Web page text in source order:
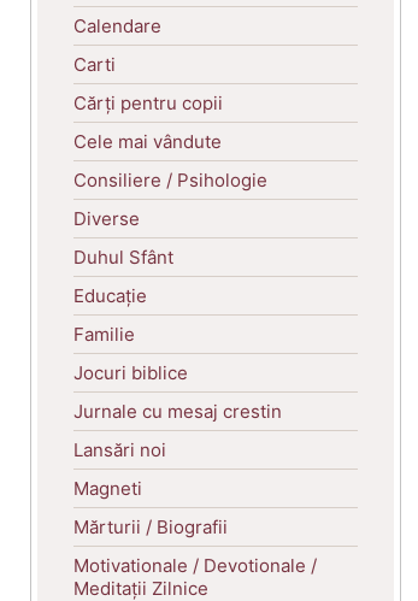
Calendare
Carti
Cărți pentru copii
Cele mai vândute
Consiliere / Psihologie
Diverse
Duhul Sfânt
Educație
Familie
Jocuri biblice
Jurnale cu mesaj crestin
Lansări noi
Magneti
Mărturii / Biografii
Motivationale / Devotionale /
Meditații Zilnice